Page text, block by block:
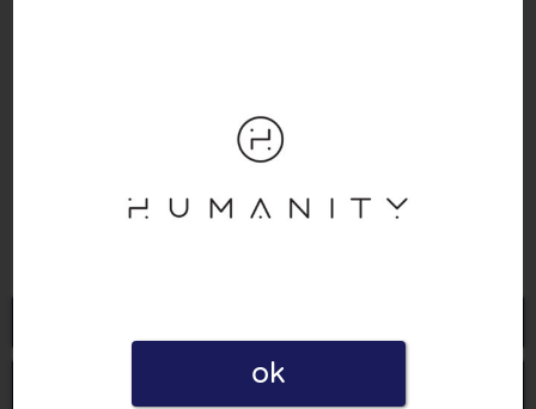
  
Escrever uma opinião
ok